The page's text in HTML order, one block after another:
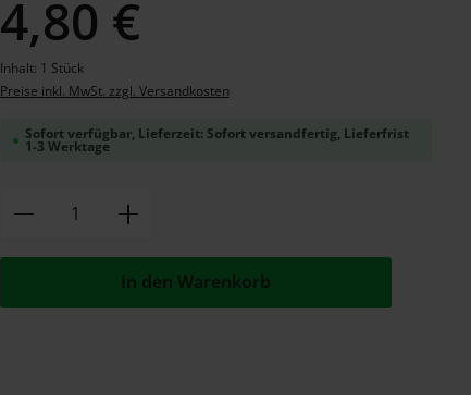
4,80 €
Inhalt: 1 Stück
Preise inkl. MwSt. zzgl. Versandkosten
Sofort verfügbar, Lieferzeit: Sofort versandfertig, Lieferfrist
1-3 Werktage
Produkt Anzahl: Gib den
In den Warenkorb